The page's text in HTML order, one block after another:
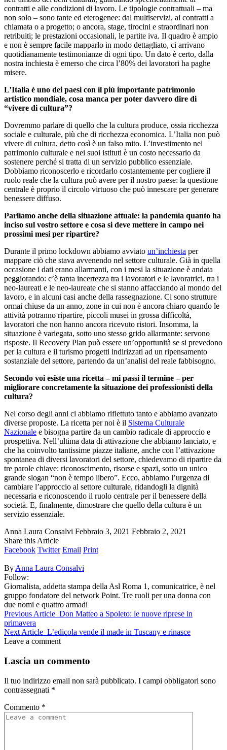
contratti e alle condizioni di lavoro. Le tipologie contrattuali – ma
non solo – sono tante ed eterogenee: dal multiservizi, ai contratti a
chiamata o a progetto; o ancora, stage, tirocini e straordinari non
retribuiti; le prestazioni occasionali, le partite iva. Il quadro è ampio
e non è sempre facile mapparlo in modo dettagliato, ci arrivano
quotidianamente testimonianze di ogni tipo. Un dato è certo, dalla
nostra inchiesta è emerso che circa l’80% dei lavoratori ha paghe
misere.
L’Italia è uno dei paesi con il più importante patrimonio
artistico mondiale, cosa manca per poter davvero dire di
“vivere di cultura”?
Dovremmo parlare di quello che la cultura produce, ossia ricchezza
sociale e culturale, più che di ricchezza economica. L’Italia non può
vivere di cultura, detto così è un falso mito. L’investimento nel
patrimonio culturale e nei suoi istituti è un costo necessario da
sostenere perché si tratta di un servizio pubblico essenziale.
Dobbiamo riconoscerlo e ricordarlo costantemente per cogliere il
ruolo reale che la cultura può avere per il nostro paese: la questione
centrale è proprio il circolo virtuoso che può innescare per generare
benessere diffuso.
Parliamo anche della situazione attuale: la pandemia quanto ha
inciso sul vostro settore e cosa si deve mettere in campo nei
prossimi mesi per ripartire?
Durante il primo lockdown abbiamo avviato un’inchiesta per
mappare ciò che stava avvenendo nel settore culturale. Già in quella
occasione i dati erano allarmanti, con i mesi la situazione è andata
peggiorando: c’è tanta incertezza tra i lavoratori e le lavoratrici, tra i
neo-laureati e le neo-laureate che si stanno affacciando al mondo del
lavoro, e in alcuni casi anche della rassegnazione. Ci sono strutture
ormai chiuse da un anno, zone in cui non è ancora chiaro quando le
attività potranno ripartire, piccoli musei in grossa difficoltà,
lavoratori che non hanno ancora ricevuto ristori. Insomma, la
situazione è variegata, sotto uno stesso grido allarmante: servono
risposte. Il Recovery Plan può essere un’opportunità se si prevedono
per la cultura e il turismo progetti indirizzati ad un ripensamento
sostanziale del settore, partendo da un’analisi del reale fabbisogno.
Secondo voi esiste una ricetta – mi passi il termine – per
migliorare concretamente la situazione dei professionisti della
cultura?
Nel corso degli anni ci abbiamo riflettuto tanto e abbiamo avanzato
diverse proposte. La ricetta per noi è il Sistema Culturale
Nazionale e bisogna partire da un cambio radicale di approccio e
prospettiva. Nell’ultima data di attivazione che abbiamo lanciato, e
che ha coinvolto tantissime piazze italiane, anche con l’attivazione
spontanea di diversi lavoratori del settore, chiedevamo di ripartire da
tre parole chiave: riconoscimento, risorse e spazi, sotto un unico
grande slogan “non è tempo libero”. Ecco, abbiamo l’urgenza di
cambiare l’approccio al settore culturale, ridandogli la dignità
necessaria e riconoscendo il ruolo centrale per il benessere della
società. E, finalmente, dimostrare che quello della cultura è un
servizio essenziale.
Anna Laura Consalvi Febbraio 3, 2021 Febbraio 2, 2021
Share this Article
Facebook Twitter Email Print
By Anna Laura Consalvi
Follow:
Giornalista, addetta stampa della Asl Roma 1, comunicatrice, è nel
gruppo fondatore del network Point. Tre ruoli per una donna con
due nomi e quattro armadi
Previous Article Don Matteo a Spoleto: le nuove riprese in
primavera
Next Article L’edicola vende il made in Tuscany e rinasce
Leave a comment
Lascia un commento
Il tuo indirizzo email non sarà pubblicato. I campi obbligatori sono
contrassegnati *
Commento *